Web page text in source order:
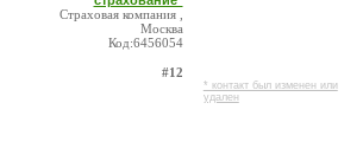
Страховая компания ,
Москва
Код:6456054
#12
* контакт был изменен или
удален